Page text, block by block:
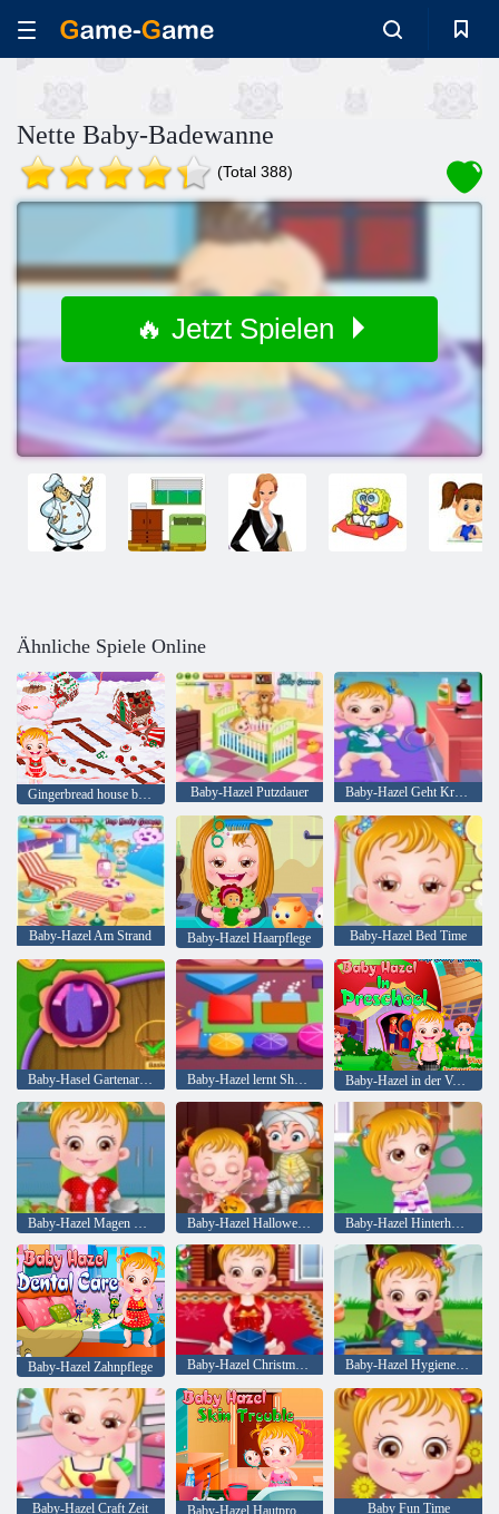
Nette Baby-Badewanne
(Total 388)
🔥 Jetzt Spielen
Ähnliche Spiele Online
Gingerbread house baby Hazel Baby-Hazel Putzdauer Baby-Hazel Geht Kranke
Baby-Hazel Am Strand Baby-Hazel Haarpflege Baby-Hazel Bed Time
Baby-Hasel Gartenarbeit Zeit Baby-Hazel lernt Shapes Baby-Hazel in der Vorschule
Baby-Hazel Magen Pflege Baby-Hazel Halloween Party Baby-Hazel Hinterhof-Partei
Baby-Hazel Zahnpflege Baby-Hazel Christmas Time Baby-Hazel Hygiene Pflege
Baby-Hazel Craft Zeit Baby-Hazel Hautprobleme Baby Fun Time